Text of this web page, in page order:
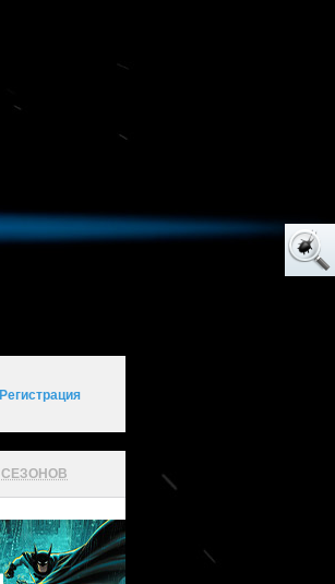
Регистрация
СЕЗОНОВ